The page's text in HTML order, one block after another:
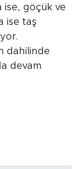
ise, göçük ve
ise taş
dahilinde
devam